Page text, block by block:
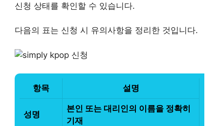
신청 상태를 확인할 수 있습니다.
다음의 표는 신청 시 유의사항을 정리한 것입니다.
항목 설명
성명
본인 또는 대리인의 이름을 정확히
기재